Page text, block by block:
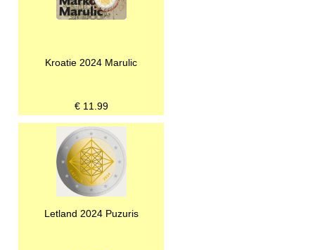
Kroatie 2024 Marulic
€ 11.99
Letland 2024 Puzuris